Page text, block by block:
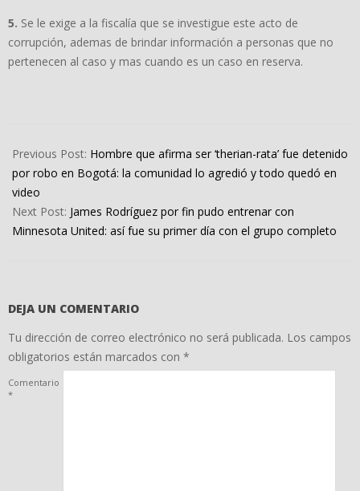
5. Se le exige a la fiscalía que se investigue este acto de
corrupción, ademas de brindar información a personas que no
pertenecen al caso y mas cuando es un caso en reserva.
02-
25
Previous Post: Hombre que afirma ser ‘therian-rata’ fue detenido
por robo en Bogotá: la comunidad lo agredió y todo quedó en
video
Next Post: James Rodríguez por fin pudo entrenar con
Minnesota United: así fue su primer día con el grupo completo
DEJA UN COMENTARIO
Tu dirección de correo electrónico no será publicada. Los campos
obligatorios están marcados con *
Comentario
*